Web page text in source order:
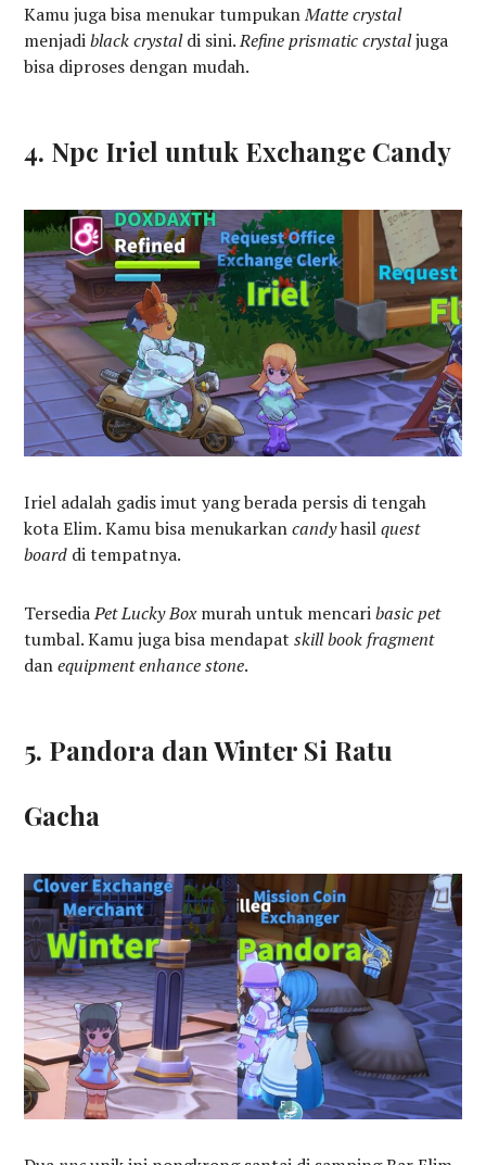
Kamu juga bisa menukar tumpukanMatte crystal
menjadiblack crystaldi sini.Refine prismatic crystaljuga
bisa diproses dengan mudah.
4. Npc Iriel untuk Exchange Candy
Iriel adalah gadis imut yang berada persis di tengah
kota Elim. Kamu bisa menukarkancandyhasilquest
board di tempatnya.
TersediaPet Lucky Boxmurah untuk mencaribasic pet
tumbal. Kamu juga bisa mendapatskill book fragment
danequipment enhance stone.
5. Pandora dan Winter Si Ratu
Gacha